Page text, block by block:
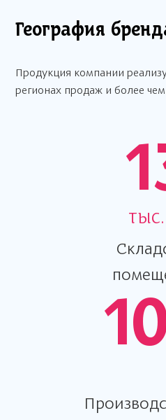
География
Продукция компании
регионах продаж и более